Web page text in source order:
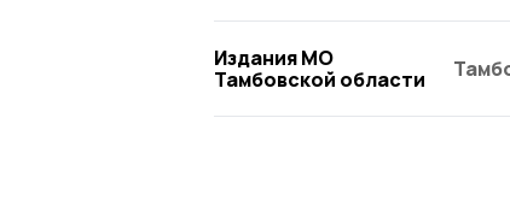
Издания МО
Тамбовской области